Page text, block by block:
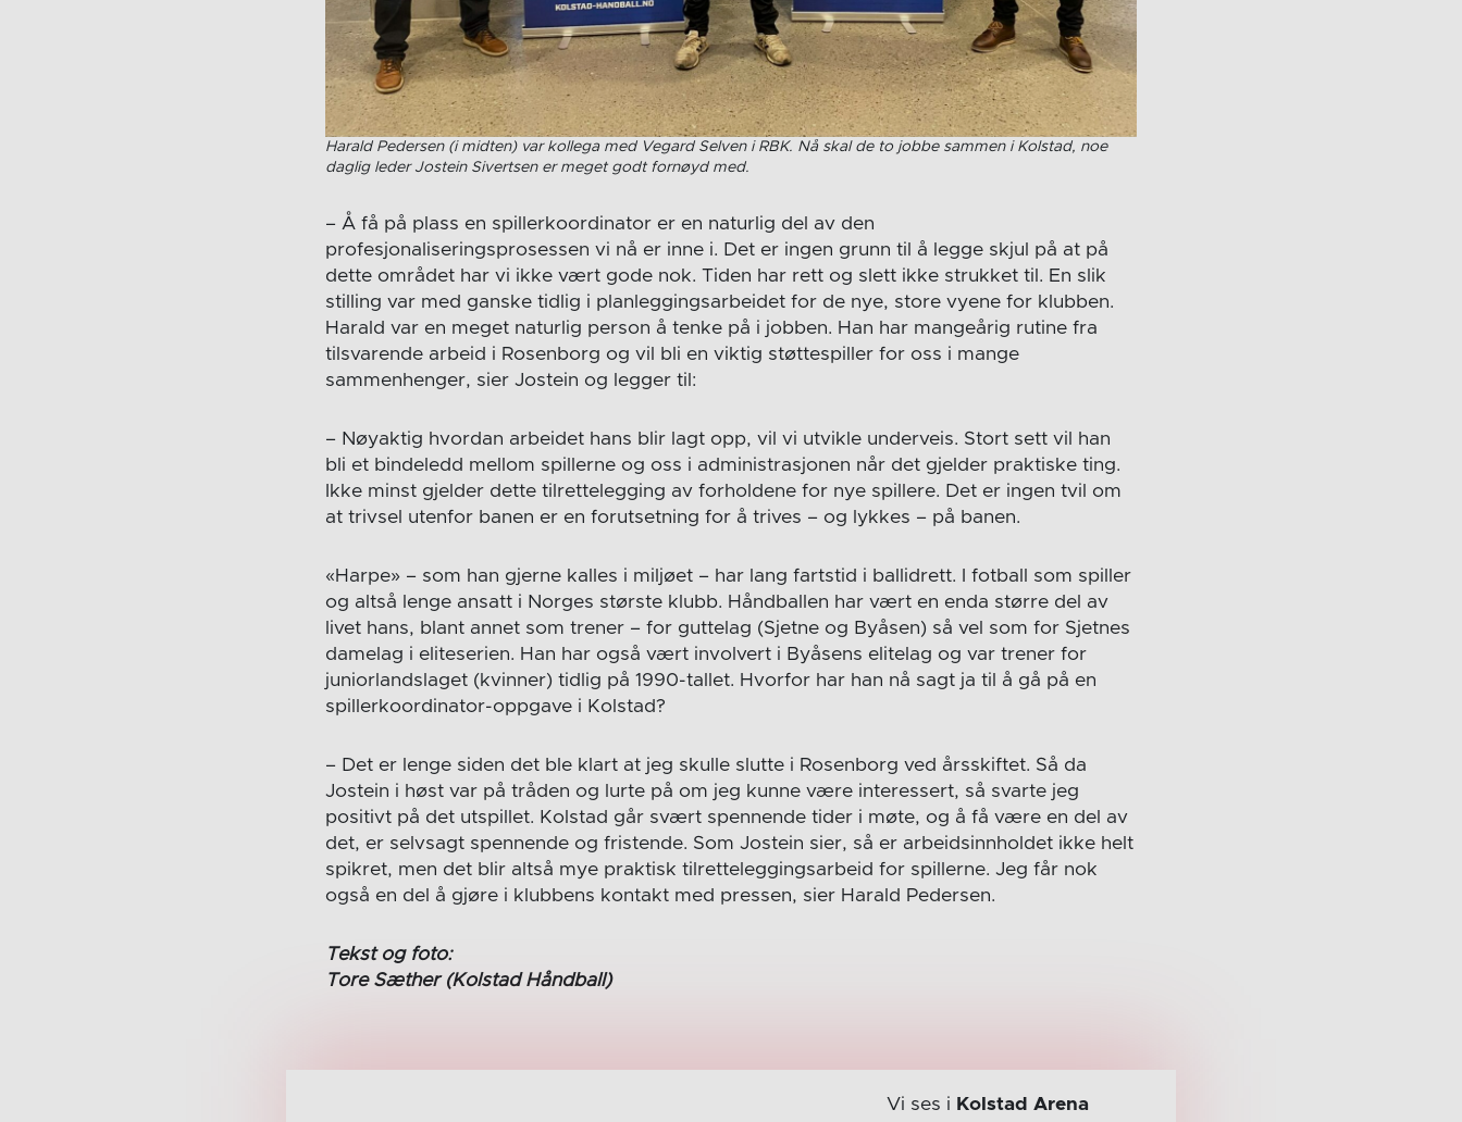
Harald Pedersen (i midten) var kollega med Vegard Selven i RBK. Nå skal de to jobbe sammen i Kolstad, noe
daglig leder Jostein Sivertsen er meget godt fornøyd med.
– Å få på plass en spillerkoordinator er en naturlig del av den
profesjonaliseringsprosessen vi nå er inne i. Det er ingen grunn til å legge skjul på at på
dette området har vi ikke vært gode nok. Tiden har rett og slett ikke strukket til. En slik
stilling var med ganske tidlig i planleggingsarbeidet for de nye, store vyene for klubben.
Harald var en meget naturlig person å tenke på i jobben. Han har mangeårig rutine fra
tilsvarende arbeid i Rosenborg og vil bli en viktig støttespiller for oss i mange
sammenhenger, sier Jostein og legger til:
– Nøyaktig hvordan arbeidet hans blir lagt opp, vil vi utvikle underveis. Stort sett vil han
bli et bindeledd mellom spillerne og oss i administrasjonen når det gjelder praktiske ting.
Ikke minst gjelder dette tilrettelegging av forholdene for nye spillere. Det er ingen tvil om
at trivsel utenfor banen er en forutsetning for å trives – og lykkes – på banen.
«Harpe» – som han gjerne kalles i miljøet – har lang fartstid i ballidrett. I fotball som spiller
og altså lenge ansatt i Norges største klubb. Håndballen har vært en enda større del av
livet hans, blant annet som trener – for guttelag (Sjetne og Byåsen) så vel som for Sjetnes
damelag i eliteserien. Han har også vært involvert i Byåsens elitelag og var trener for
juniorlandslaget (kvinner) tidlig på 1990-tallet. Hvorfor har han nå sagt ja til å gå på en
spillerkoordinator-oppgave i Kolstad?
– Det er lenge siden det ble klart at jeg skulle slutte i Rosenborg ved årsskiftet. Så da
Jostein i høst var på tråden og lurte på om jeg kunne være interessert, så svarte jeg
positivt på det utspillet. Kolstad går svært spennende tider i møte, og å få være en del av
det, er selvsagt spennende og fristende. Som Jostein sier, så er arbeidsinnholdet ikke helt
spikret, men det blir altså mye praktisk tilretteleggingsarbeid for spillerne. Jeg får nok
også en del å gjøre i klubbens kontakt med pressen, sier Harald Pedersen.
Tekst og foto:
Tore Sæther (Kolstad Håndball)
Vi ses i Kolstad Arena